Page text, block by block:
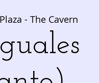
- The Cavern